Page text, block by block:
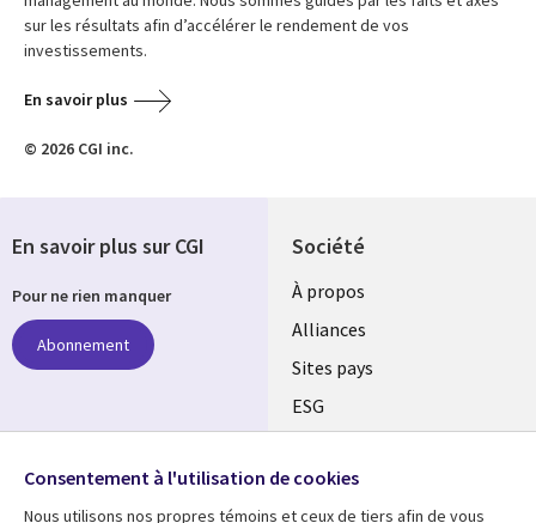
sur les résultats afin d’accélérer le rendement de vos
investissements.
En savoir plus
© 2026 CGI inc.
Société
À propos
Alliances
Sites pays
ESG
Fusions
En savoir plus sur CGI
Pour ne rien manquer
Abonnement
Suivez-nous
Consentement à l'utilisation de cookies
Nous utilisons nos propres témoins et ceux de tiers afin de vous